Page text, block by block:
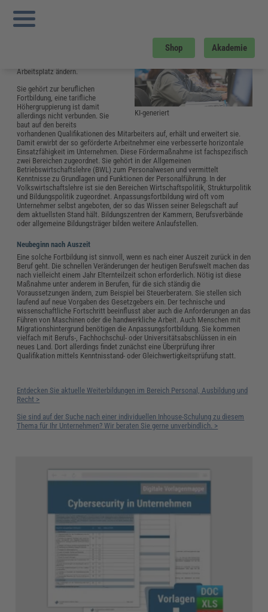
Shop Akademie
Sie sind hier:
Anpassungsfortbildung
KI-generiert
Arbeitsplatz ändern.
Sie gehört zur beruflichen
Fortbildung, eine tarifliche
Höhergruppierung ist damit
allerdings nicht verbunden. Sie
baut auf den bereits
vorhandenen Qualifikationen des Mitarbeiters auf, erhält und erweitert sie.
Damit erwirbt der so geförderte Arbeitnehmer eine verbesserte horizontale
Einsatzfähigkeit im Unternehmen. Diese Fördermaßnahme ist fachspezifisch
zwei Bereichen zugeordnet. Sie gehört in der Allgemeinen
Betriebswirtschaftslehre (BWL) zum Personalwesen und vermittelt
Kenntnisse zu Grundlagen und Funktionen der Personalführung. In der
Volkswirtschaftslehre ist sie den Bereichen Wirtschaftspolitik, Strukturpolitik
und Bildungspolitik zugeordnet. Anpassungsfortbildung wird oft vom
Unternehmer selbst angeboten, der so das Wissen seiner Belegschaft auf
dem aktuellsten Stand hält. Bildungszentren der Kammern, Berufsverbände
oder allgemeine Bildungsträger bilden weitere Anlaufstellen.
Neubeginn nach Auszeit
Eine solche Fortbildung ist sinnvoll, wenn es nach einer Auszeit zurück in den
Beruf geht. Die schnellen Veränderungen der heutigen Berufswelt machen das
nach vielleicht einem Jahr Elternteilzeit schon erforderlich. Nötig ist diese
Maßnahme unter anderem in Berufen, für die sich ständig die
Voraussetzungen ändern, zum Beispiel bei Steuerberatern. Sie stellen sich
laufend auf neue Vorgaben des Gesetzgebers ein. Der technische und
wissenschaftliche Fortschritt beeinflusst aber auch die Anforderungen an das
Führen von Maschinen oder die handwerkliche Arbeit. Auch Menschen mit
Migrationshintergrund benötigen die Anpassungsfortbildung. Sie kommen
vielfach mit Berufs-, Fachhochschul- oder Universitätsabschlüssen in ein
neues Land. Dort allerdings findet zunächst eine Überprüfung ihrer
Qualifikation mittels Kenntnisstand- oder Gleichwertigkeitsprüfung statt.
Entdecken Sie aktuelle Weiterbildungen im Bereich Personal, Ausbildung und
Recht >
Sie sind auf der Suche nach einer individuellen Inhouse-Schulung zu diesem
Thema für Ihr Unternehmen? Wir beraten Sie gerne unverbindlich. >